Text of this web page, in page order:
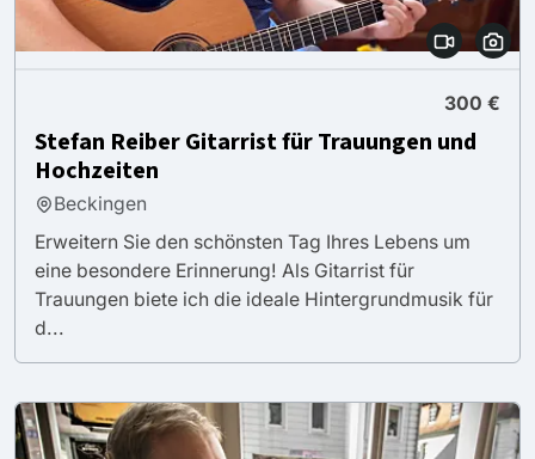
300 €
Stefan Reiber Gitarrist für Trauungen und
Hochzeiten
Beckingen
Erweitern Sie den schönsten Tag Ihres Lebens um
eine besondere Erinnerung! Als Gitarrist für
Trauungen biete ich die ideale Hintergrundmusik für
d...